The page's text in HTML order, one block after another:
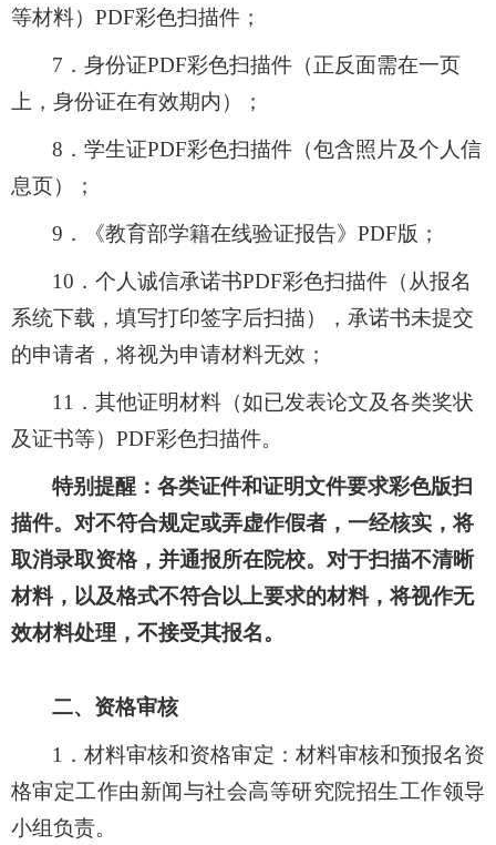
等材料） PDF彩色扫描件；
7 ．身份证PDF彩色扫描件（正反面需在一页
上，身份证在有效期内）；
8 ．学生证PDF彩色扫描件（包含照片及个人信
息页）；
9 ．《教育部学籍在线验证报告》 PDF版；
10 ．个人诚信承诺书PDF彩色扫描件（从报名
系统下载，填写打印签字后扫描），承诺书未提交
的申请者，将视为申请材料无效；
11 ．其他证明材料（如已发表论文及各类奖状
及证书等） PDF彩色扫描件。
特别提醒：各类证件和证明文件要求彩色版扫
描件。对不符合规定或弄虚作假者，一经核实，将
取消录取资格，并通报所在院校。对于扫描不清晰
材料，以及格式不符合以上要求的材料，将视作无
效材料处理，不接受其报名。
二、资格审核
1 ．材料审核和资格审定：材料审核和预报名资
格审定工作由新闻与社会高等研究院招生工作领导
小组负责。